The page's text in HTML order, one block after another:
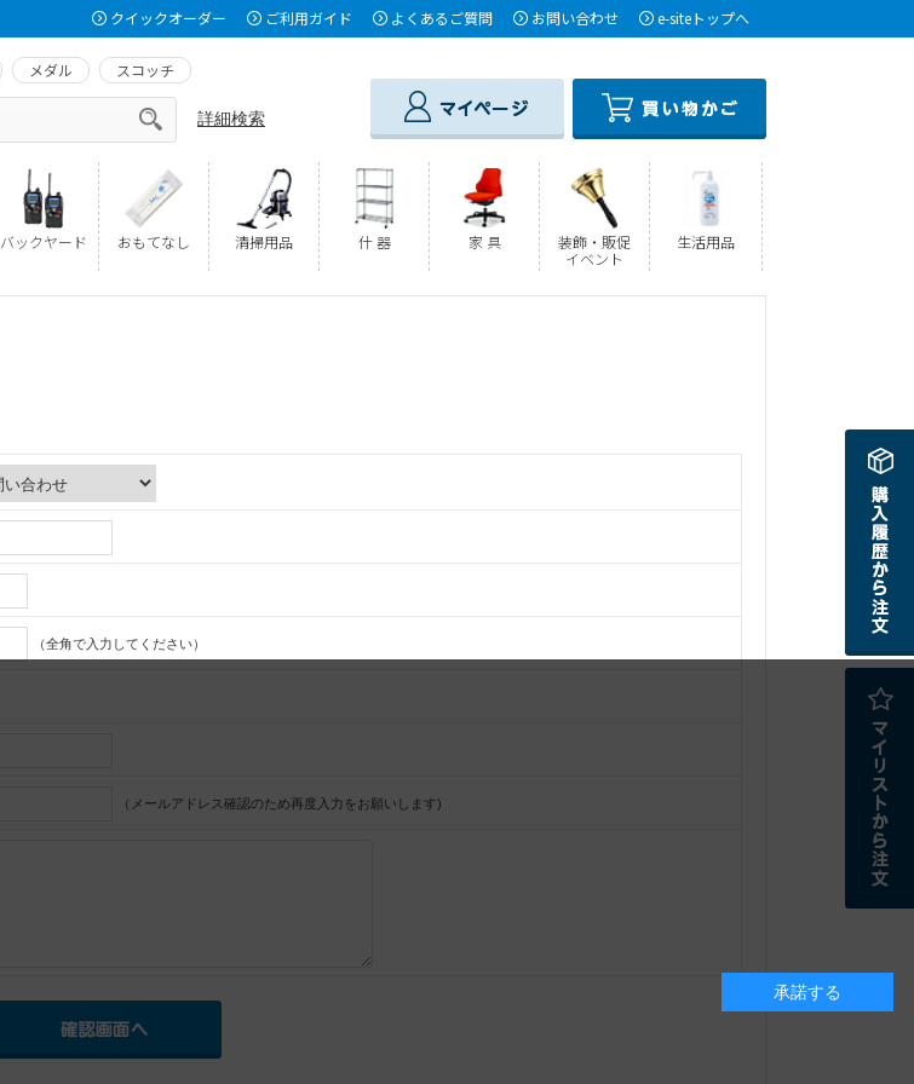
クイックオーダー ご利用ガイド よくあるご質問 お問い合わせ e-siteトップへ
メダル スコッチ
詳細検索
バックヤード おもてなし 清掃用品 什 器 家 具
装飾・販促
イベント
生活用品
（全角で入力してください）
（メールアドレス確認のため再度入力をお願いします)
承諾する